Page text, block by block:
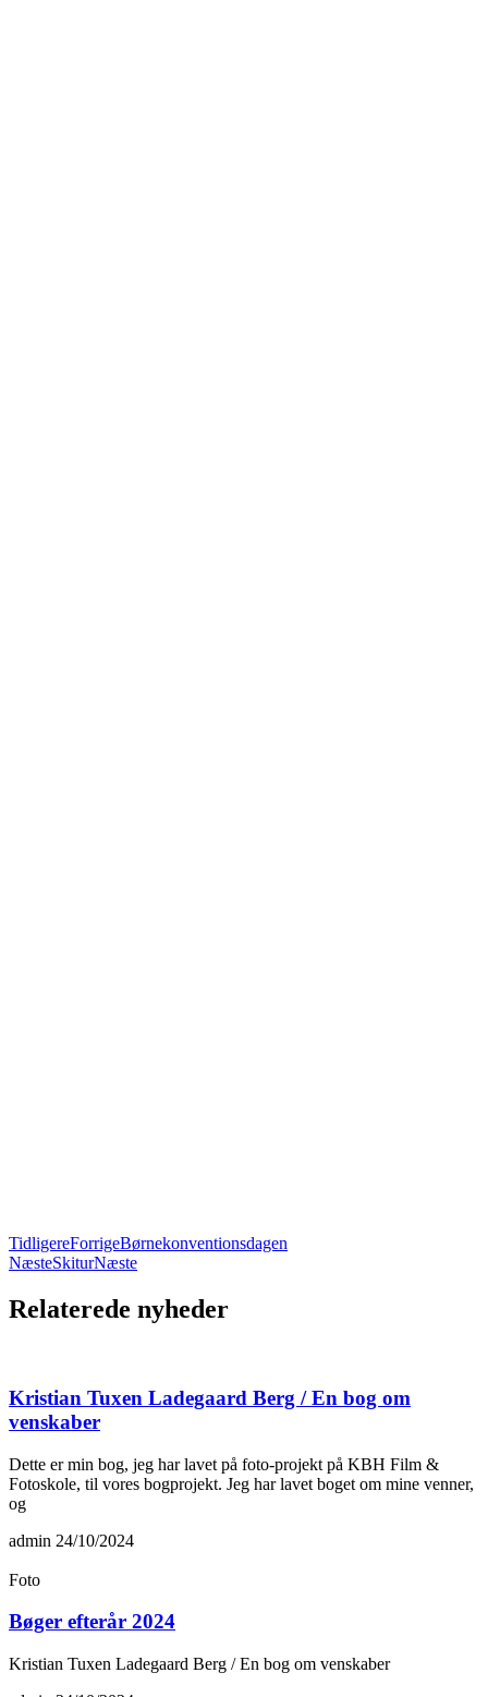
TidligereForrigeBørnekonventionsdagen
NæsteSkiturNæste
Relaterede nyheder
Kristian Tuxen Ladegaard Berg / En bog om
venskaber
Dette er min bog, jeg har lavet på foto-projekt på KBH Film &
Fotoskole, til vores bogprojekt. Jeg har lavet boget om mine venner,
og
admin 24/10/2024
Foto
Bøger efterår 2024
Kristian Tuxen Ladegaard Berg / En bog om venskaber